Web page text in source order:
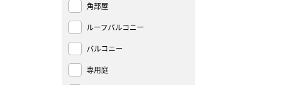
角部屋
ルーフバルコニー
バルコニー
専用庭